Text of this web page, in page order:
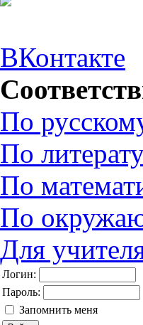
ВКонтакте
По
По
По
По
Для
Логин:
Пароль:
Запомнить меня